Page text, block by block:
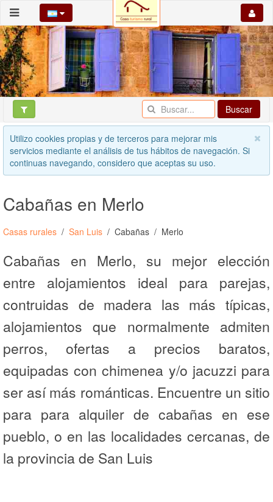
Buscar
Utilizo cookies propias y de terceros para mejorar mis
servicios mediante el análisis de tus hábitos de navegación. Si
continuas navegando, considero que aceptas su uso.
Cabañas en Merlo
Casas rurales San Luis Cabañas Merlo
Cabañas en Merlo, su mejor elección
entre alojamientos ideal para parejas,
contruidas de madera las más típicas,
alojamientos que normalmente admiten
perros, ofertas a precios baratos,
equipadas con chimenea y/o jacuzzi para
ser así más románticas. Encuentre un sitio
para para alquiler de cabañas en ese
pueblo, o en las localidades cercanas, de
la provincia de San Luis